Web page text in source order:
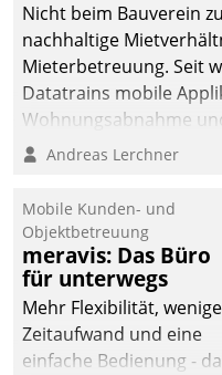
Nicht beim Bauverein
nachhaltige
Mieterbetreuung. Seit
Datatrains mobile
Wohnungsabnahme
Mieter wohlgeordnet
Andreas Lerchner
Mobile Kunden- und
Objektbetreuung
meravis: Das Büro
für unterwegs
Mehr Flexibilität,
Zeitaufwand und eine
einfache Bedienung -